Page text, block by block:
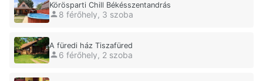
Körösparti Chill Békésszentandrás
8 férőhely, 3 szoba
A füredi ház Tiszafüred
6 férőhely, 2 szoba